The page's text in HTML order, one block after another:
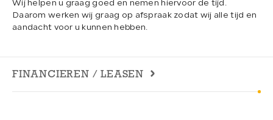
Wij helpen u graag goed en nemen hiervoor de tijd.
Daarom werken wij graag op afspraak zodat wij alle tijd en
aandacht voor u kunnen hebben.
FINANCIEREN / LEASEN